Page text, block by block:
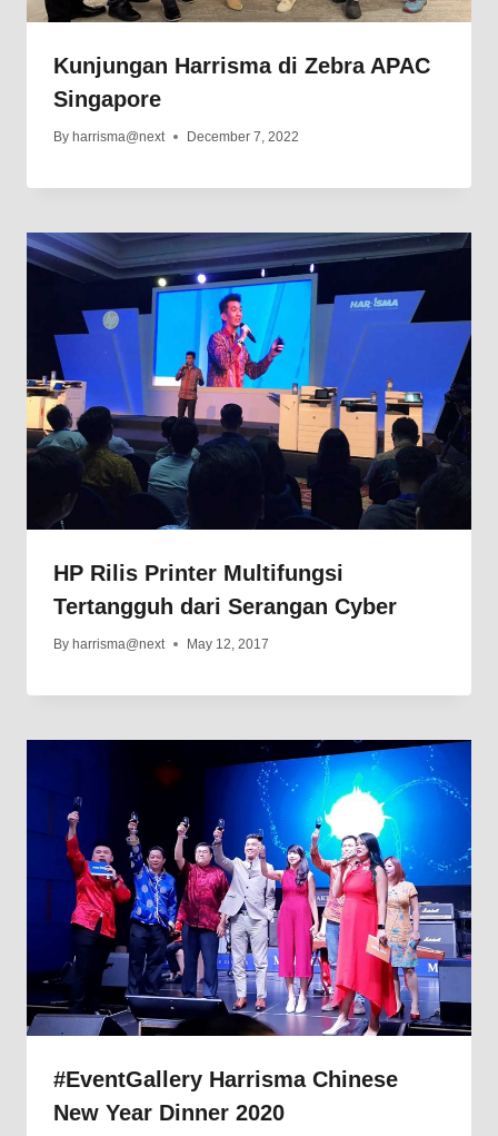
Kunjungan Harrisma di Zebra APAC
Singapore
By harrisma@next December 7, 2022
HP Rilis Printer Multifungsi
Tertangguh dari Serangan Cyber
By harrisma@next May 12, 2017
#EventGallery Harrisma Chinese
New Year Dinner 2020